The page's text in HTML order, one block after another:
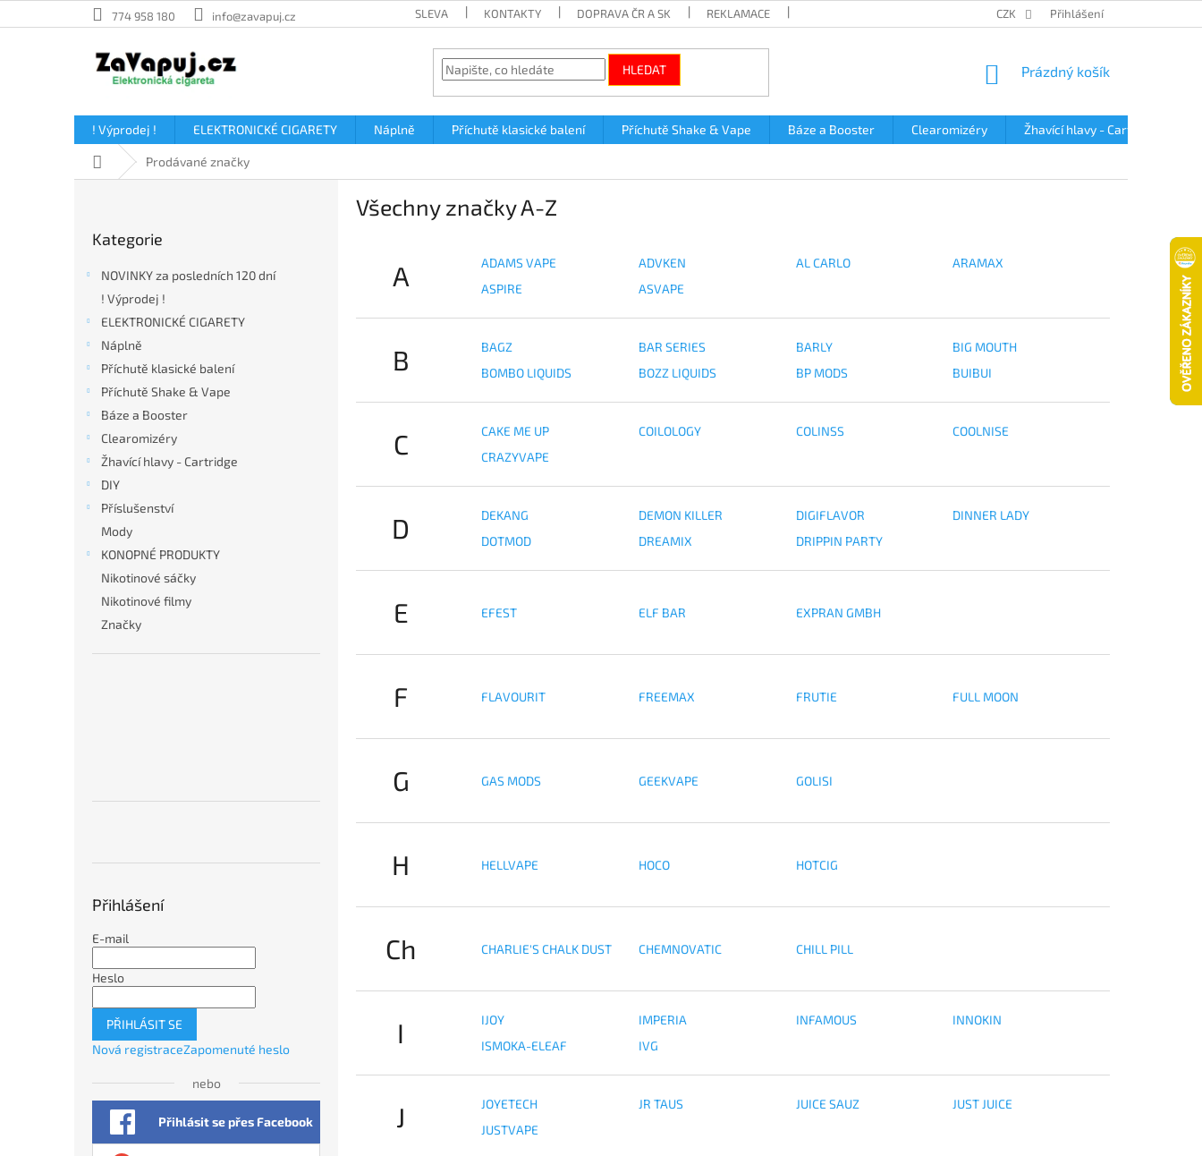
na
774 958 180 info@zavapuj.cz SLEVA KONTAKTY DOPRAVA ČR A SK REKLAMACE PODMÍNKY OCHRANY OSOBNÍCH ÚDAJŮ
CZK Přihlášení
HLEDAT
NÁKUPNÍ
Prázdný košík
! Výprodej ! ELEKTRONICKÉ CIGARETY Náplně Příchutě klasické balení Příchutě Shake & Vape Báze a Booster Clearomizéry Žhavící hlavy - Cartridge
Domů Prodávané značky
kategorie
Kategorie
NOVINKY za posledních 120 dní
! Výprodej !
ELEKTRONICKÉ CIGARETY
Náplně
Příchutě klasické balení
Příchutě Shake & Vape
Báze a Booster
Clearomizéry
Žhavící hlavy - Cartridge
DIY
Příslušenství
Mody
KONOPNÉ PRODUKTY
Nikotinové sáčky
Nikotinové filmy
Značky
Přihlášení
E-mail
Heslo
PŘIHLÁSIT SE
Nová registraceZapomenuté heslo
nebo
Přihlásit se přes Facebook
Všechny značky A-Z
A ADAMS VAPE ADVKEN AL CARLO
ARAMAX
ASPIRE
ASVAPE
B BAGZ BAR SERIES BARLY
BIG MOUTH
BOMBO LIQUIDS
BOZZ LIQUIDS BP MODS BUIBUI
C CAKE ME UP COILOLOGY COLINSS
COOLNISE
CRAZYVAPE
D DEKANG DEMON KILLER DIGIFLAVOR
DINNER LADY
DOTMOD
DREAMIX DRIPPIN PARTY
E EFEST ELF BAR EXPRAN GMBH
F FLAVOURIT FREEMAX FRUTIE FULL MOON
G GAS MODS GEEKVAPE GOLISI
H HELLVAPE HOCO HOTCIG
Ch CHARLIE'S CHALK DUST CHEMNOVATIC CHILL PILL
I IJOY IMPERIA INFAMOUS
INNOKIN
ISMOKA-ELEAF
IVG
J JOYETECH JR TAUS JUICE SAUZ
JUST JUICE
JUSTVAPE